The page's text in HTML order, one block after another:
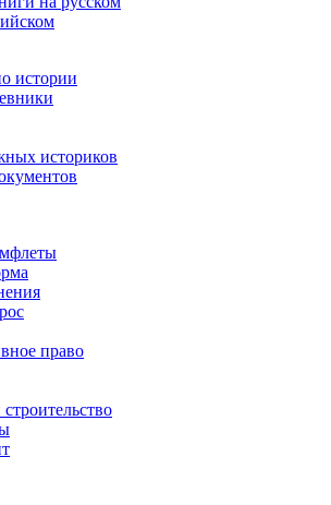
истории
историков
право